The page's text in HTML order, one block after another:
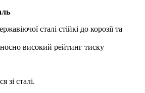
сталі стійкі до корозії та
високий рейтинг тиску
зі сталі.